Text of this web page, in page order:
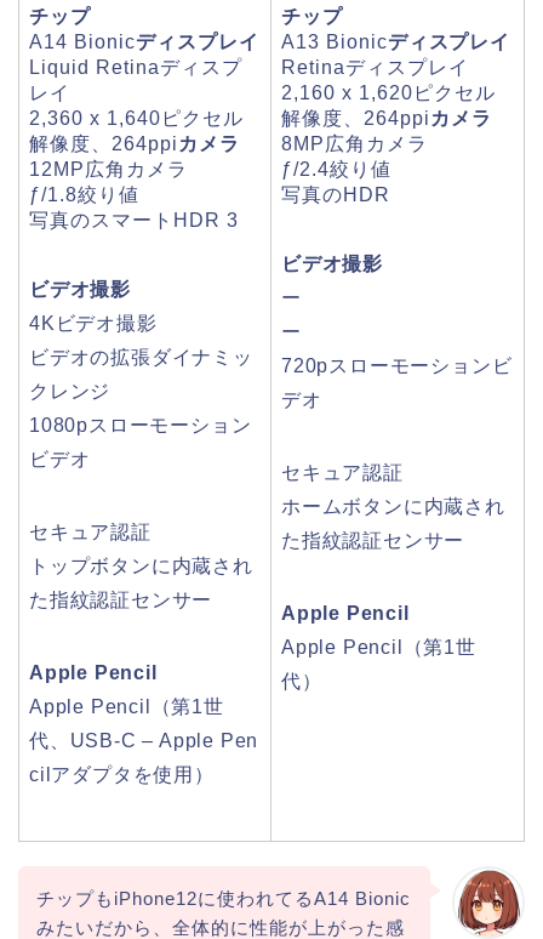
チップ
A14 Bionicディスプレイ
Liquid Retinaディスプ
レイ
2,360 x 1,640 ピクセル
解像度、264ppi カメラ
12MP広角 カメラ
ƒ/1.8絞り値
写真のスマート HDR 3
ビデオ撮影
4Kビデオ撮影
ビデオの拡張ダイナミッ
ク レンジ
1080pスローモーション
ビデオ
セキュア認証
トップボタンに内蔵され
た指紋認証センサー
Apple Pencil
Apple Pencil
（第1世
代、 USB‑C – Apple Pen
cil アダプタを使用）
チップ
A13 Bionicディスプレイ
Retinaディスプレイ
2,160 x 1,620 ピクセル
解像度、 264ppi カメラ
8MP広角 カメラ
ƒ/2.4絞り値
写真のHDR
ビデオ撮影
ー
ー
720pスローモーション ビ
デオ
セキュア認証
ホームボタンに内蔵され
た指紋認証センサー
Apple Pencil
Apple Pencil
（第1世
代）
チップもiPhone12に使われてるA14 Bionic
みたいだから、全体的に性能が上がった感